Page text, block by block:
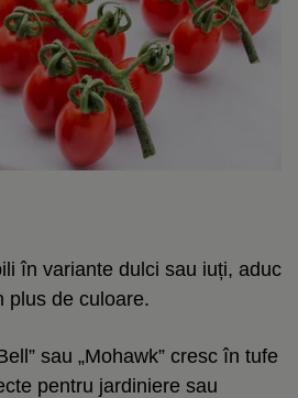
în variante dulci sau iuți, aduc
plus de culoare.
sau „Mohawk” cresc în tufe
pentru jardiniere sau